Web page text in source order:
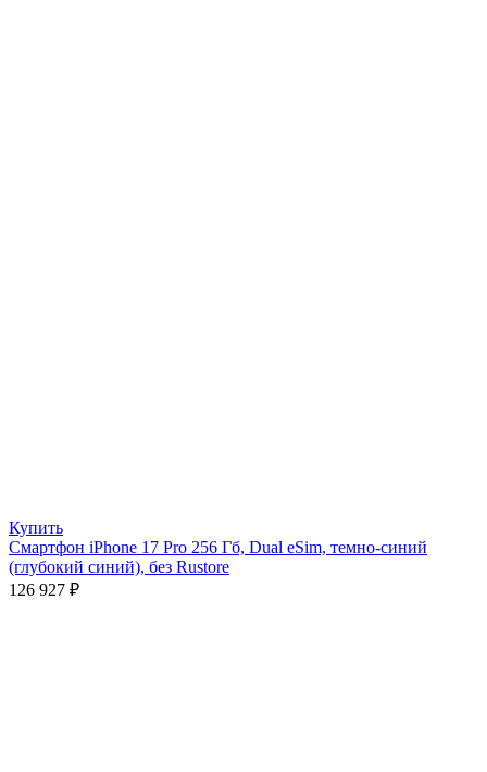
Купить
Смартфон iPhone 17 Pro 256 Гб, Dual eSim, темно-синий
(глубокий синий), без Rustore
126 927 ₽